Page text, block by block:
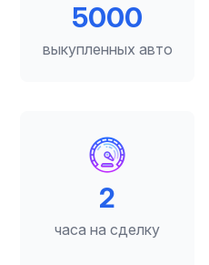
5000
выкупленных авто
2
часа на сделку